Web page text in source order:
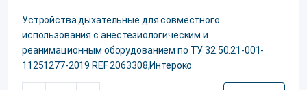
Устройства дыхательные для совместного
использования с анестезиологическим и
реанимационным оборудованием по ТУ 32.50.21-001-
11251277-2019 REF 2063308,Интероко